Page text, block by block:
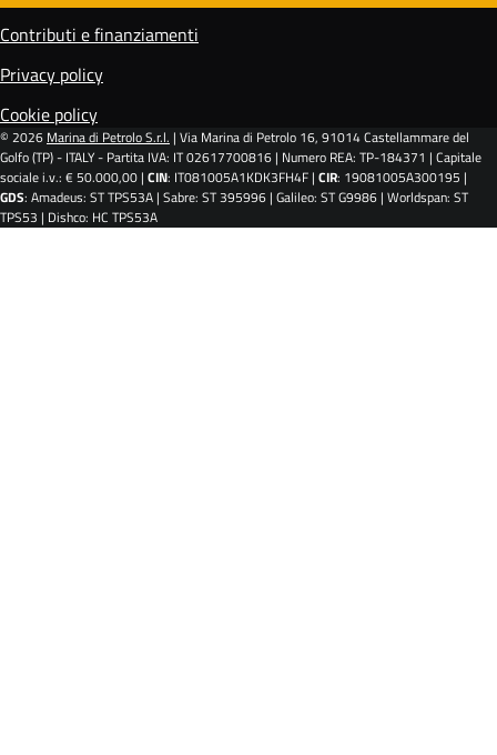
o
o
t
e
r
Contributi e finanziamenti
Privacy policy
Cookie policy
© 2026 Marina di Petrolo S.r.l. | Via Marina di Petrolo 16, 91014 Castellammare del
Golfo (TP) - ITALY - Partita IVA: IT 02617700816 | Numero REA: TP-184371 | Capitale
sociale i.v.: € 50.000,00 | CIN: IT081005A1KDK3FH4F | CIR: 19081005A300195 |
GDS: Amadeus: ST TPS53A | Sabre: ST 395996 | Galileo: ST G9986 | Worldspan: ST
TPS53 | Dishco: HC TPS53A